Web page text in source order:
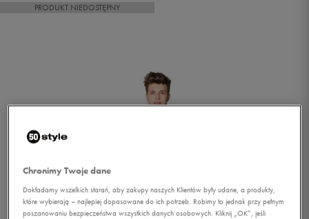
PRODUKT NIEDOSTĘPNY
Chronimy Twoje dane
Dokładamy wszelkich starań, aby zakupy naszych Klientów były udane, a produkty,
które wybierają – najlepiej dopasowane do ich potrzeb. Robimy to jednak przy pełnym
poszanowaniu bezpieczeństwa wszystkich danych osobowych. Kliknij „OK”, jeśli